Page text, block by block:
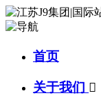
首页
关于我们 